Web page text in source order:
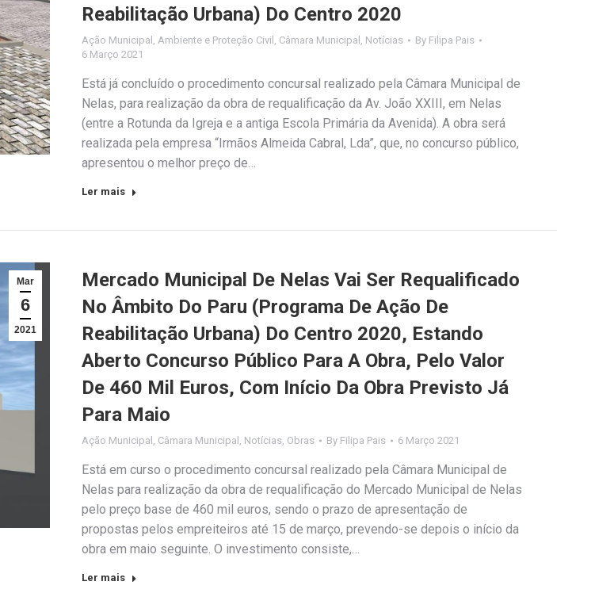
Reabilitação Urbana) Do Centro 2020
Ação Municipal , Ambiente e Proteção Civil , Câmara Municipal , Notícias By Filipa Pais
6 Março 2021
Está já concluído o procedimento concursal realizado pela Câmara Municipal de
Nelas, para realização da obra de requalificação da Av. João XXIII, em Nelas
(entre a Rotunda da Igreja e a antiga Escola Primária da Avenida). A obra será
realizada pela empresa “Irmãos Almeida Cabral, Lda”, que, no concurso público,
apresentou o melhor preço de…
Ler mais
Mar
6
2021
Mercado Municipal De Nelas Vai Ser Requalificado
No Âmbito Do Paru (Programa De Ação De
Reabilitação Urbana) Do Centro 2020, Estando
Aberto Concurso Público Para A Obra, Pelo Valor
De 460 Mil Euros, Com Início Da Obra Previsto Já
Para Maio
Ação Municipal , Câmara Municipal , Notícias, Obras By Filipa Pais 6 Março 2021
Está em curso o procedimento concursal realizado pela Câmara Municipal de
Nelas para realização da obra de requalificação do Mercado Municipal de Nelas
pelo preço base de 460 mil euros, sendo o prazo de apresentação de
propostas pelos empreiteiros até 15 de março, prevendo-se depois o início da
obra em maio seguinte. O investimento consiste,…
Ler mais